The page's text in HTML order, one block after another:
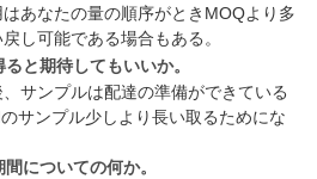
あなたの量の順序がときMOQより多
し可能である場合もある。
と期待してもいいか。
サンプルは配達の準備ができている
サンプル少しより長い取るためにな
についての何か。